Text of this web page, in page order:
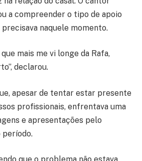
a compreender o tipo de apoio
naquele momento.
mais me vi longe da Rafa,
declarou.
apesar de tentar estar presente
profissionais, enfrentava uma
e apresentações pelo
período.